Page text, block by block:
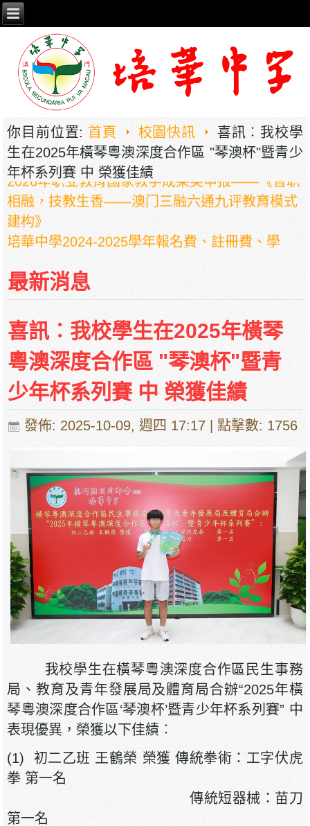
你目前位置: 首頁 校園快訊
喜訊︰我校學
生在2025年橫琴粵澳深度合作區 "琴澳杯"暨青少
年杯系列賽 中 榮獲佳績
2026年职业教育国家教学成果奖申报——《普职
相融，技教生香——澳门三融六通九评教育模式
建构》
培華中學2024-2025學年報名費、註冊費、學
費、補充服務費、學校選擇性服務費及學校代收
項目
培華中學收費項目一覽表
最新消息
喜訊︰我校學生在2025年橫琴
粵澳深度合作區 "琴澳杯"暨青
少年杯系列賽 中 榮獲佳績
發佈: 2025-10-09, 週四 17:17 | 點擊數: 1756
我校學生在橫琴粵澳深度合作區民生事務
局、教育及青年發展局及體育局合辦“2025年橫
琴粵澳深度合作區‘琴澳杯’暨青少年杯系列賽” 中
表現優異，榮獲以下佳績︰
(1) 初二乙班 王鶴榮 榮獲 傳統拳術：工字伏虎
拳 第一名
傳統短器械：苗刀
第一名